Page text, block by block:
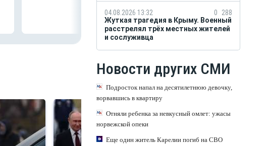
04.08.2026 13:32 0
288
Жуткая трагедия в Крыму. Военный
расстрелял трёх местных жителей
и сослуживца
Новости других СМИ
Подросток напал на десятилетнюю девочку,
ворвавшись в квартиру
Отняли ребенка за невкусный омлет: ужасы
норвежской опеки
Еще один житель Карелии погиб на СВО